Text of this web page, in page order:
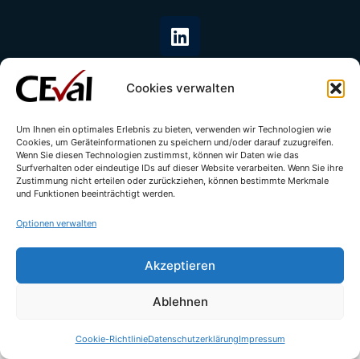
Cookies verwalten
Um Ihnen ein optimales Erlebnis zu bieten, verwenden wir Technologien wie
Cookies, um Geräteinformationen zu speichern und/oder darauf zuzugreifen.
Wenn Sie diesen Technologien zustimmst, können wir Daten wie das
Surfverhalten oder eindeutige IDs auf dieser Website verarbeiten. Wenn Sie ihre
Zustimmung nicht erteilen oder zurückziehen, können bestimmte Merkmale
und Funktionen beeinträchtigt werden.
Optionen verwalten
Akzeptieren
Ablehnen
Cookie-RichtlinieDatenschutzerklärungImpressum
© All rights reserved - CEval GmbH 2026 | webdesign byleicht.digital